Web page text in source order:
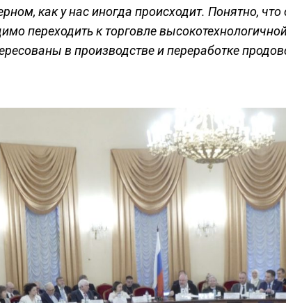
как у нас иногда происходит. Понятно, что
переходить к торговле
в производстве и переработке